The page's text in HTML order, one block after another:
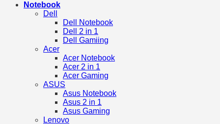
Notebook
Dell
Dell Notebook
Dell 2 in 1
Dell Gamiing
Acer
Acer Notebook
Acer 2 in 1
Acer Gaming
ASUS
Asus Notebook
Asus 2 in 1
Asus Gaming
Lenovo